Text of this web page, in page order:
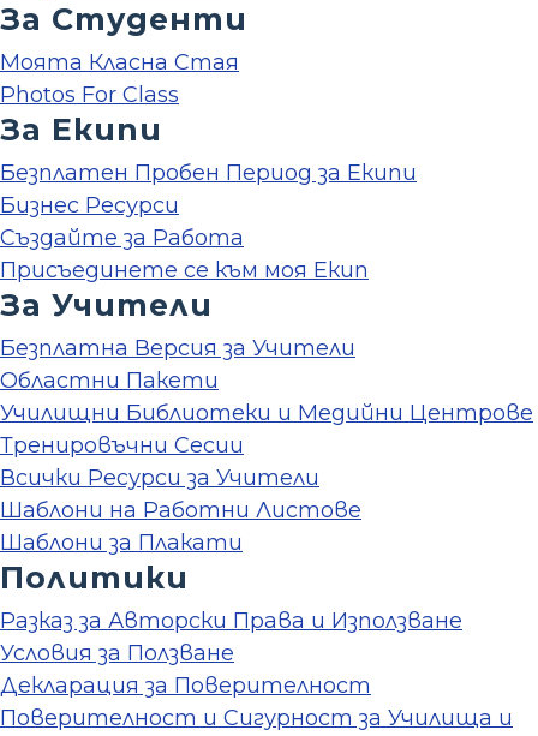
За Студенти
Моята Класна Стая
Photos For Class
За Екипи
Безплатен Пробен Период за Екипи
Бизнес Ресурси
Създайте за Работа
Присъединете се към моя Екип
За Учители
Безплатна Версия за Учители
Областни Пакети
Училищни Библиотеки и Медийни Центрове
Тренировъчни Сесии
Всички Ресурси за Учители
Шаблони на Работни Листове
Шаблони за Плакати
Политики
Разказ за Авторски Права и Използване
Условия за Ползване
Декларация за Поверителност
Поверителност и Сигурност за Училища и